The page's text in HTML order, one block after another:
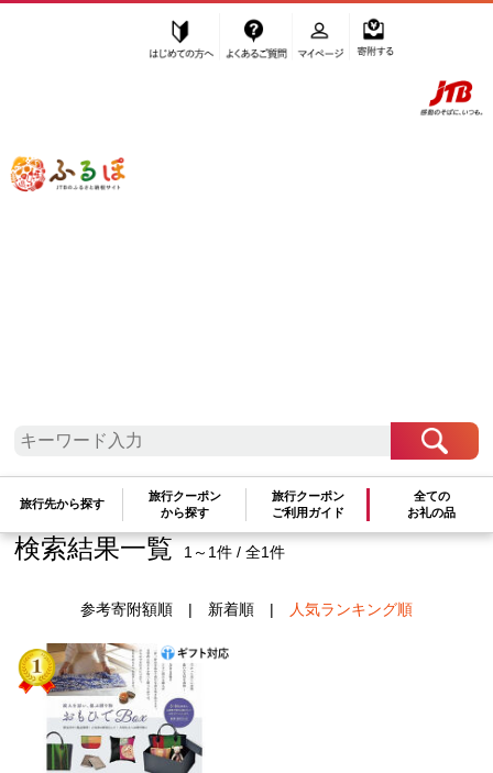
ふるぽ JTBのふるさと納税サイト
旅行先から探す
旅行クーポン
から探す
旅行クーポン
ご利用ガイド
全ての
お礼の品
検索結果一覧 1～1件 / 全1件
参考寄附額順| 新着順| 人気ランキング順